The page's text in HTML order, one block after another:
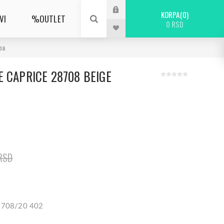
%OUTLET KORPA 0
0 RSD
CAPRICE 28708 BEIGE
20 402